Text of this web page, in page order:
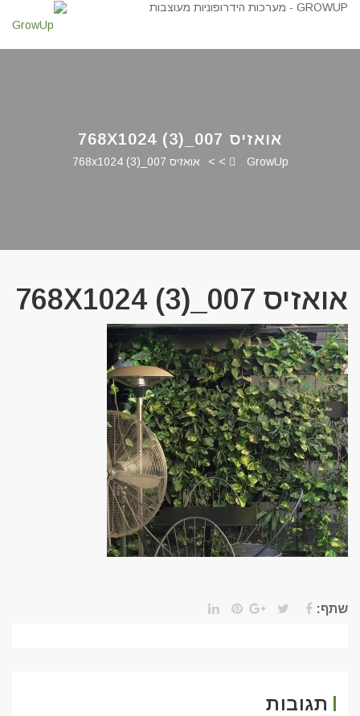
אואזיס 007_768X1024 (3)
GrowUp
> > אואזיס 007_768x1024 (3)
אואזיס 007_768X1024 (3)
שתף:
תגובות